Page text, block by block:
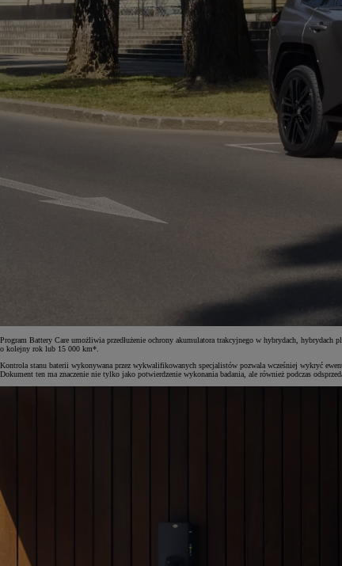
Program Battery Care umożliwia przedłużenie ochrony akumulatora trakcyjnego w hybrydach,
o kolejny rok lub 15 000 km*.
Kontrola stanu baterii wykonywana przez wykwalifikowanych specjalistów pozwala wcześniej wykryć
Dokument ten ma znaczenie nie tylko jako potwierdzenie wykonania badania, ale również podczas